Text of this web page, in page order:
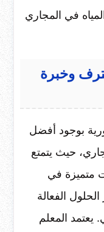
في المجاري
وخبرة
بوجود أفضل
حيث يتمتع
متميزة في
الفعالة
المعلم